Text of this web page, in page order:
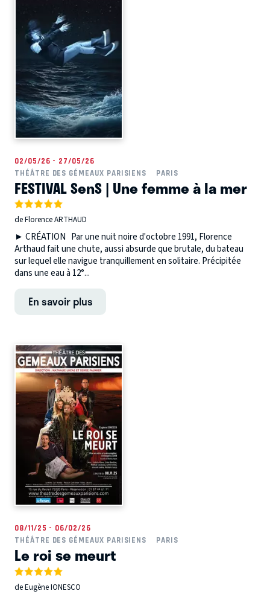
02/05/26 - 27/05/26
THÉÂTRE DES GÉMEAUX PARISIENS
PARIS
FESTIVAL SenS | Une femme à la mer
de Florence ARTHAUD
► CRÉATION Par une nuit noire d'octobre 1991, Florence
Arthaud fait une chute, aussi absurde que brutale, du bateau
sur lequel elle navigue tranquillement en solitaire. Précipitée
dans une eau à 12°...
En savoir plus
08/11/25 - 06/02/26
THÉÂTRE DES GÉMEAUX PARISIENS
PARIS
Le roi se meurt
de Eugène IONESCO